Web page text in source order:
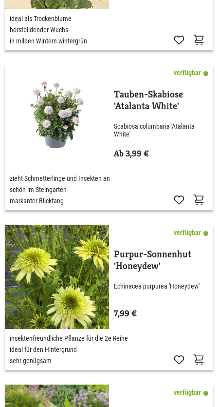
ideal als Trockenblume
horstbildender Wuchs
in milden Wintern wintergrün
verfügbar
Tauben-Skabiose
'Atalanta White'
Scabiosa columbaria 'Atalanta
White'
Ab 3,99 €
zieht Schmetterlinge und Insekten an
schön im Steingarten
markanter Blickfang
verfügbar
Purpur-Sonnenhut
'Honeydew'
Echinacea purpurea 'Honeydew'
7,99 €
insektenfreundliche Pflanze für die 2e Reihe
ideal für den Hintergrund
sehr genügsam
verfügbar